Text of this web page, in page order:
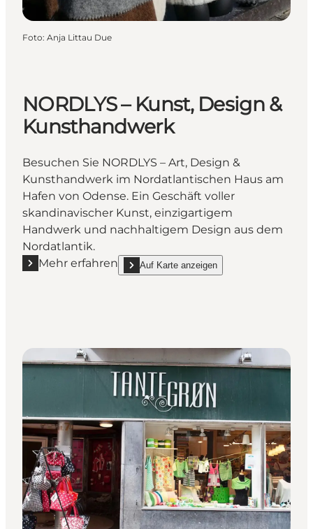
Foto: Anja Littau Due
NORDLYS – Kunst, Design &
Kunsthandwerk
Besuchen Sie NORDLYS – Art, Design &
Kunsthandwerk im Nordatlantischen Haus am
Hafen von Odense. Ein Geschäft voller
skandinavischer Kunst, einzigartigem
Handwerk und nachhaltigem Design aus dem
Nordatlantik.
Mehr erfahren
Mehr erfahren "NORDLYS – Kunst, Design &
Auf Karte anzeigen
show NORDLYS – Kunst, Design &